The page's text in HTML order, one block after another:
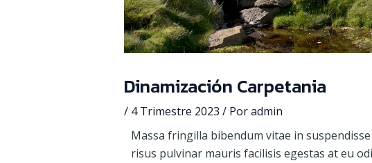
Dinamización Carpetania
/ 4 Trimestre 2023 / Poradmin
Massa fringilla bibendum vitae in
risus pulvinar mauris facilisis egestas at eu